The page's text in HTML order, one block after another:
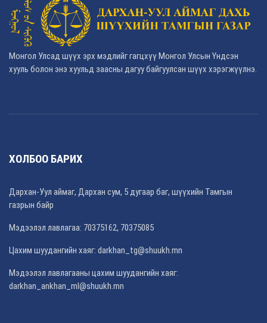
Монгол Улсад шүүх эрх мэдлийг гагцхүү Монгол Улсын Үндсэн
хууль болон энэ хуульд заасны дагуу байгуулсан шүүх хэрэгжүүлнэ.
ХОЛБОО БАРИХ
Дархан-Уул аймаг, Дархан сум, 5 дугаар баг, шүүхийн Тамгын
газрын байр
Мэдээлэл лавлагаа: 70375162, 70375085
Цахим шуудангийн хаяг: darkhan_tg@shuukh.mn
Мэдээлэл лавлагааны цахим шуудангийн хаяг:
darkhan_ankhan_ml@shuukh.mn